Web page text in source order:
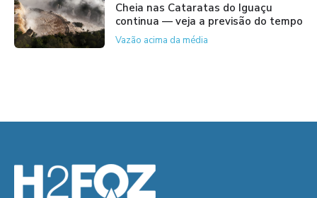
Cheia nas Cataratas do Iguaçu
continua — veja a previsão do tempo
Vazão acima da média